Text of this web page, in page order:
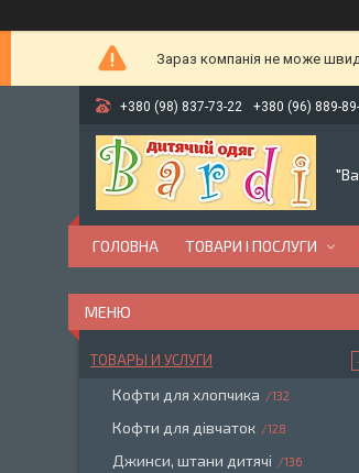
Зараз компанія не може
+380 (98) 837-73-22 +380 (96) 889-
ГОЛОВНА ТОВАРИ І ПОСЛУГИ
ТОВАРЫ И УСЛУГИ
Кофти для хлопчика 132
Кофти для дівчаток 128
Джинси, штани дитячі 136